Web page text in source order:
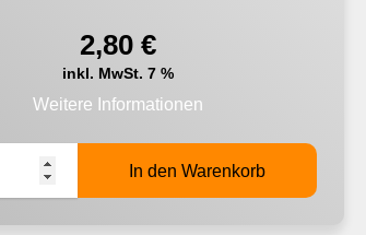
2,80 €
inkl. MwSt. 7 %
Weitere Informationen